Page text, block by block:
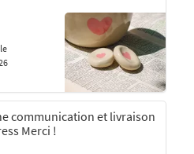
communication et livraison
Merci !